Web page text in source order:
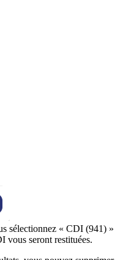
sélectionnez « CDI (941) »
vous seront restituées.